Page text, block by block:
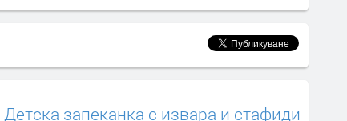
Детска запеканка с извара и стафиди